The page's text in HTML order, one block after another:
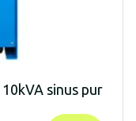
sinus pur